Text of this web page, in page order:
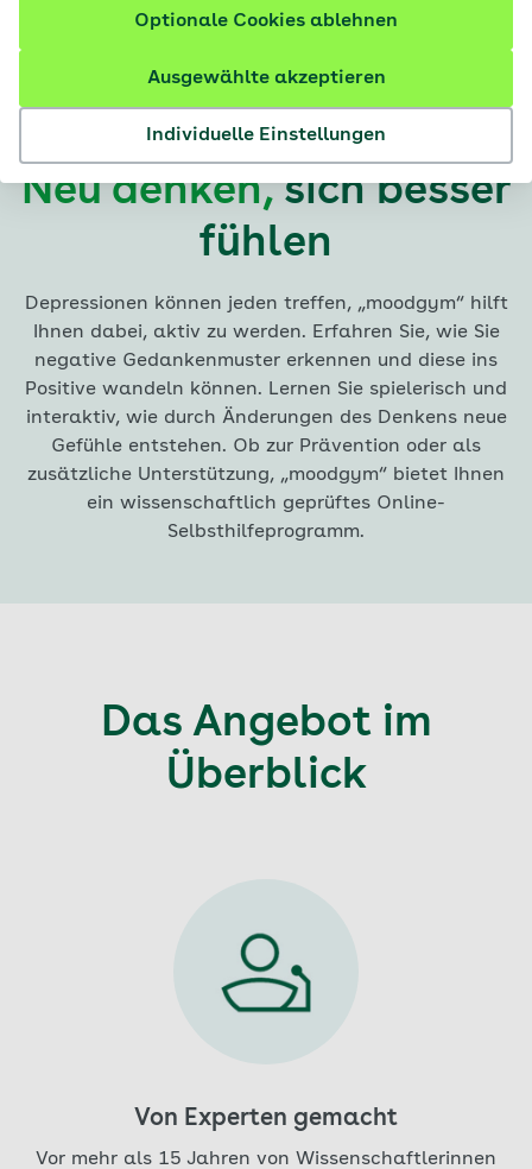
Individuelle Einstellungen
Ausgewählte akzeptieren
Optionale Cookies ablehnen
Neu denken,sich besser
fühlen
Depressionen können jeden treffen, „moodgym“ hilft
Ihnen dabei, aktiv zu werden. Erfahren Sie, wie Sie
negative Gedankenmuster erkennen und diese ins
Positive wandeln können. Lernen Sie spielerisch und
interaktiv, wie durch Änderungen des Denkens neue
Gefühle entstehen. Ob zur Prävention oder als
zusätzliche Unterstützung, „moodgym“ bietet Ihnen
ein wissenschaftlich geprüftes Online-
Selbsthilfeprogramm.
Das Angebot im
Überblick
Von Experten gemacht
Vor mehr als 15 Jahren von Wissenschaftlerinnen